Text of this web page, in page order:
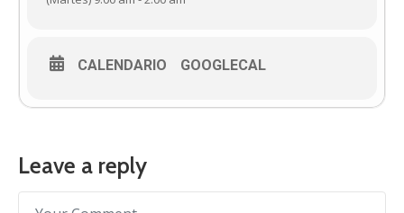
CALENDARIO GOOGLECAL
Leave a reply